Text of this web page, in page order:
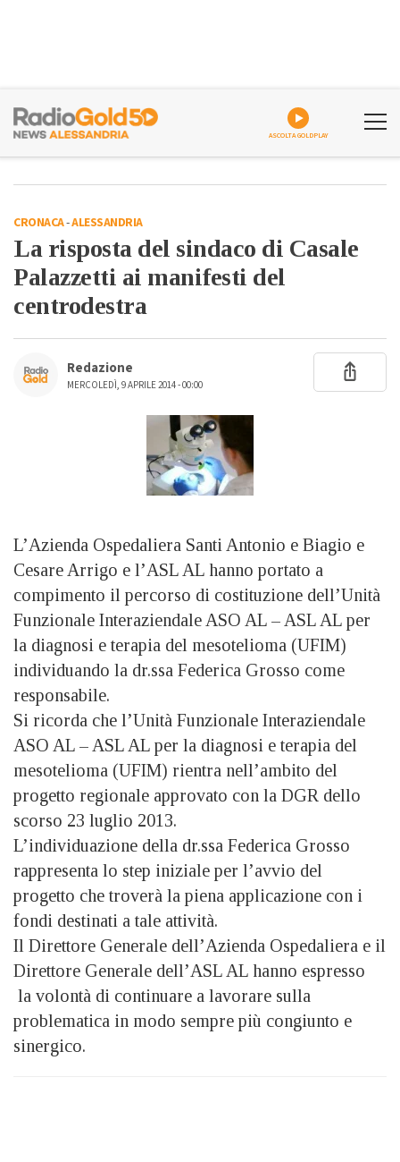
ASCOLTA GOLDPLAY
CRONACA-ALESSANDRIA
La risposta del sindaco di Casale
Palazzetti ai manifesti del
centrodestra
Redazione
MERCOLEDÌ, 9 APRILE 2014 - 00:00
L’Azienda Ospedaliera Santi Antonio e Biagio e
Cesare Arrigo e l’ASL AL hanno portato a
compimento il percorso di costituzione dell’Unità
Funzionale Interaziendale ASO AL – ASL AL per
la diagnosi e terapia del mesotelioma (UFIM)
individuando la dr.ssa Federica Grosso come
responsabile.
Si ricorda che l’Unità Funzionale Interaziendale
ASO AL – ASL AL per la diagnosi e terapia del
mesotelioma (UFIM) rientra nell’ambito del
progetto regionale approvato con la DGR dello
scorso 23 luglio 2013.
L’individuazione della dr.ssa Federica Grosso
rappresenta lo step iniziale per l’avvio del
progetto che troverà la piena applicazione con i
fondi destinati a tale attività.
Il Direttore Generale dell’Azienda Ospedaliera e il
Direttore Generale dell’ASL AL hanno espresso
la volontà di continuare a lavorare sulla
problematica in modo sempre più congiunto e
sinergico.